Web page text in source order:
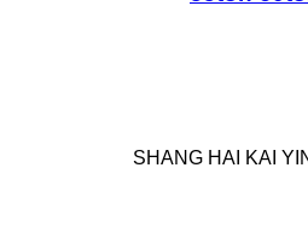
SHANG HAI KAI